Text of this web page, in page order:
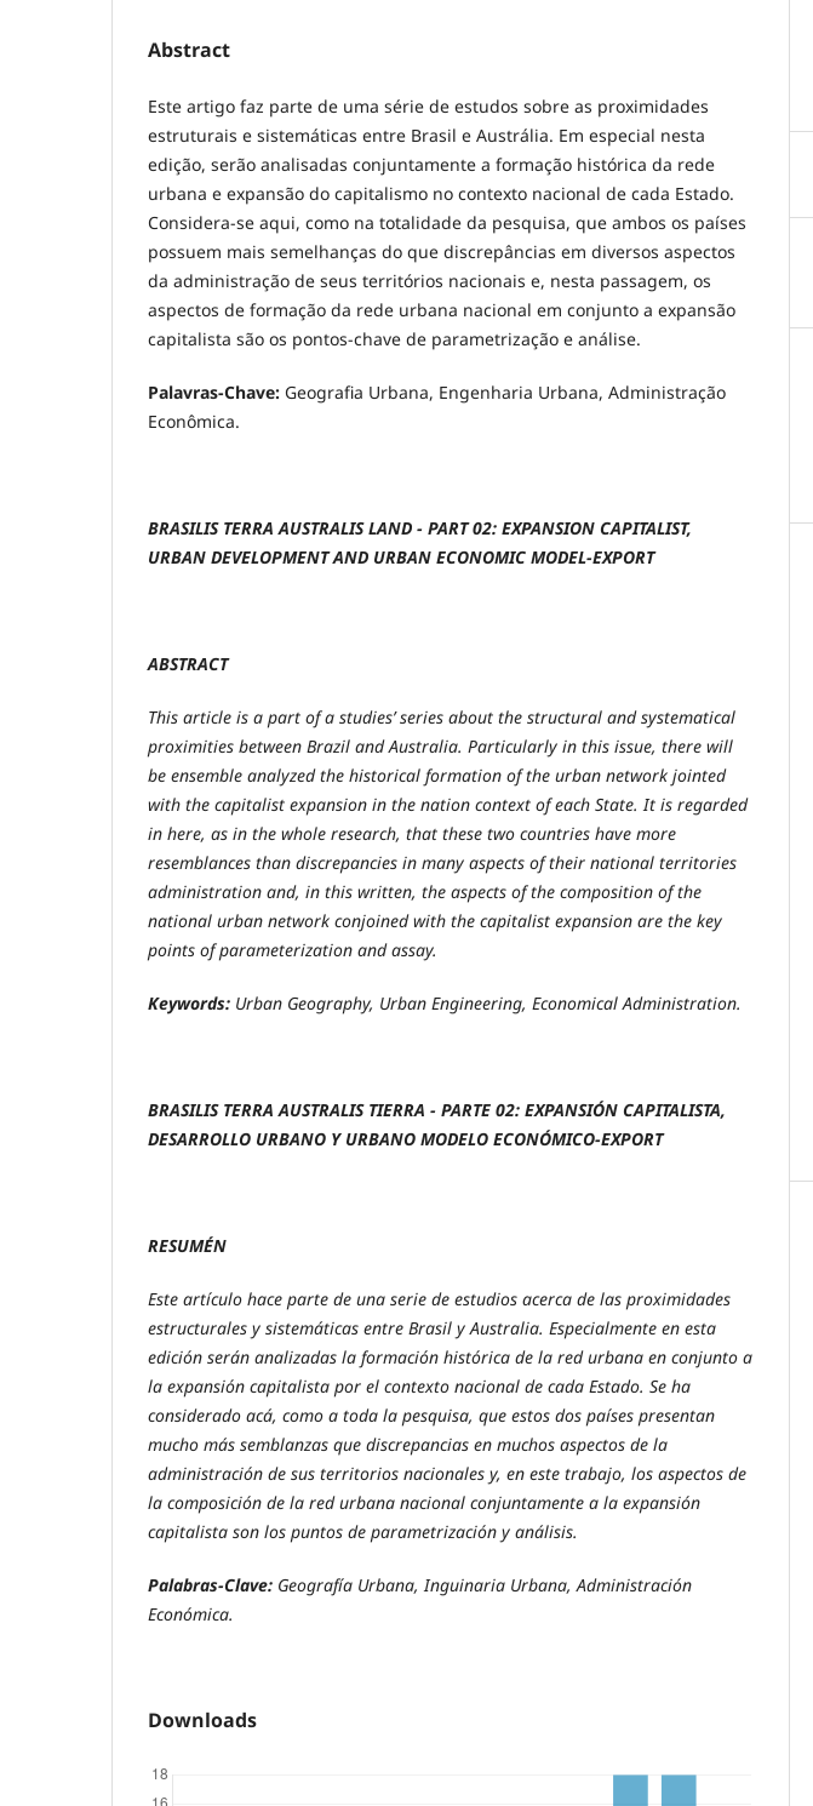
Abstract
Este artigo faz parte de uma série de estudos sobre as proximidades
estruturais e sistemáticas entre Brasil e Austrália. Em especial nesta
edição, serão analisadas conjuntamente a formação histórica da rede
urbana e expansão do capitalismo no contexto nacional de cada Estado.
Considera-se aqui, como na totalidade da pesquisa, que ambos os países
possuem mais semelhanças do que discrepâncias em diversos aspectos
da administração de seus territórios nacionais e, nesta passagem, os
aspectos de formação da rede urbana nacional em conjunto a expansão
capitalista são os pontos-chave de parametrização e análise.
Palavras-Chave: Geografia Urbana, Engenharia Urbana, Administração
Econômica.
BRASILIS TERRA AUSTRALIS LAND - PART 02: EXPANSION CAPITALIST,
URBAN DEVELOPMENT AND URBAN ECONOMIC MODEL-EXPORT
ABSTRACT
This article is a part of a studies’ series about the structural and systematical
proximities between Brazil and Australia. Particularly in this issue, there will
be ensemble analyzed the historical formation of the urban network jointed
with the capitalist expansion in the nation context of each State. It is regarded
in here, as in the whole research, that these two countries have more
resemblances than discrepancies in many aspects of their national territories
administration and, in this written, the aspects of the composition of the
national urban network conjoined with the capitalist expansion are the key
points of parameterization and assay.
Keywords: Urban Geography, Urban Engineering, Economical Administration.
BRASILIS TERRA AUSTRALIS TIERRA - PARTE 02: EXPANSIÓN CAPITALISTA,
DESARROLLO URBANO Y URBANO MODELO ECONÓMICO-EXPORT
RESUMÉN
Este artículo hace parte de una serie de estudios acerca de las proximidades
estructurales y sistemáticas entre Brasil y Australia. Especialmente en esta
edición serán analizadas la formación histórica de la red urbana en conjunto a
la expansión capitalista por el contexto nacional de cada Estado. Se ha
considerado acá, como a toda la pesquisa, que estos dos países presentan
mucho más semblanzas que discrepancias en muchos aspectos de la
administración de sus territorios nacionales y, en este trabajo, los aspectos de
la composición de la red urbana nacional conjuntamente a la expansión
capitalista son los puntos de parametrización y análisis.
Palabras-Clave: Geografía Urbana, Inguinaria Urbana, Administración
Económica.
Downloads